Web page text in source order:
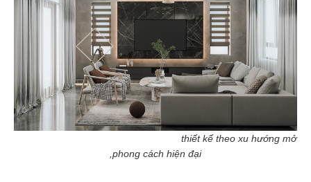
thiết kế theo xu hướng mở
,phong cách hiện đại